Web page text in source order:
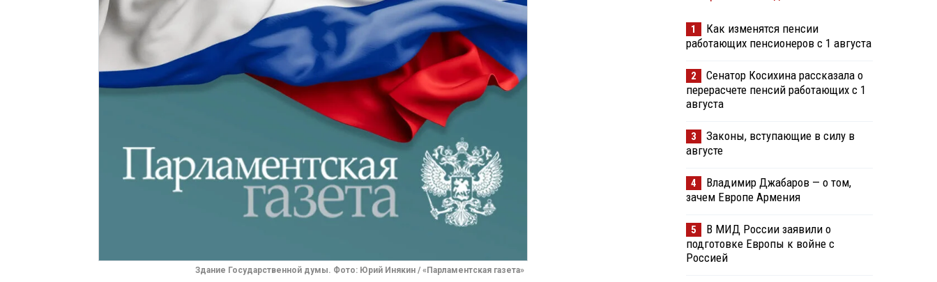
Здание Государственной думы. Фото: Юрий Инякин / «Парламентская газета»
1
Как изменятся пенсии
работающих пенсионеров с 1 августа
2
Сенатор Косихина рассказала о
перерасчете пенсий работающих с 1
августа
3
Законы, вступающие в силу в
августе
4
Владимир Джабаров — о том,
зачем Европе Армения
5
В МИД России заявили о
подготовке Европы к войне с
Россией